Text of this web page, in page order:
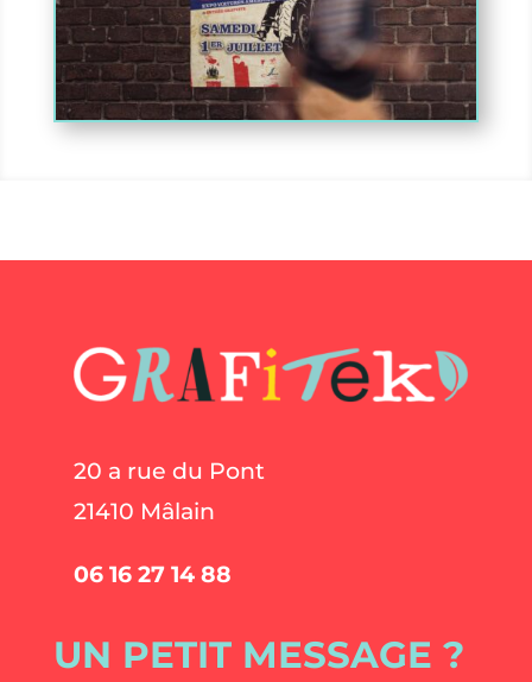
20 a rue du Pont
21410 Mâlain
06 16 27 14 88
UN PETIT MESSAGE ?